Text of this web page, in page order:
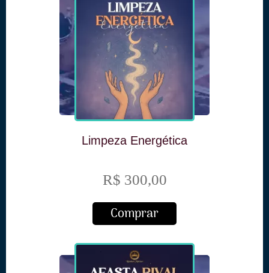
Limpeza Energética
R$ 300,00
Comprar